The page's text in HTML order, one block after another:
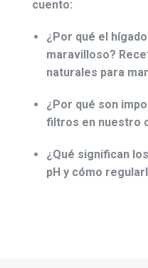
cuento:
¿Por qué el
maravilloso?
naturales para
¿Por qué son
filtros en nuestro
¿Qué significan
pH y cómo